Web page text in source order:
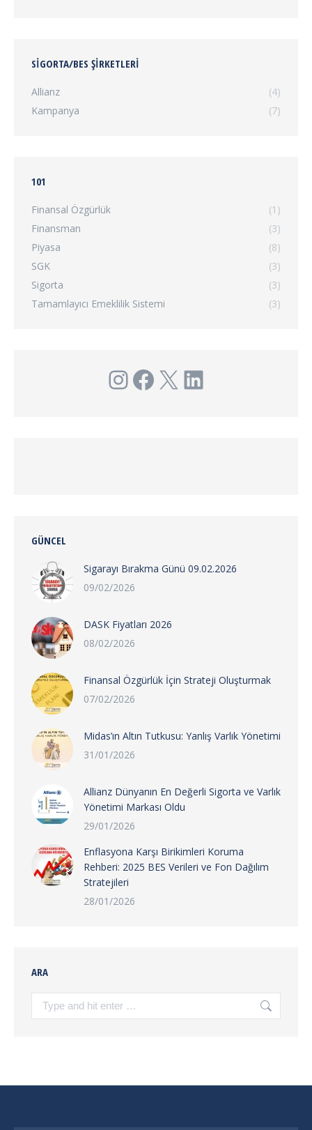
SIGORTA/BES ŞIRKETLERI
Allianz
(4)
Kampanya
(7)
101
Finansal Özgürlük
(1)
Finansman
(3)
Piyasa
(8)
SGK
(3)
Sigorta
(3)
Tamamlayıcı Emeklilik Sistemi
(3)
Instagram
Facebook
X LinkedIn
GÜNCEL
Sigarayı Bırakma Günü 09.02.2026
09/02/2026
DASK Fiyatları 2026
08/02/2026
Finansal Özgürlük İçin Strateji Oluşturmak
07/02/2026
Midas’ın Altın Tutkusu: Yanlış Varlık Yönetimi
31/01/2026
Allianz Dünyanın En Değerli Sigorta ve Varlık
Yönetimi Markası Oldu
29/01/2026
Enflasyona Karşı Birikimleri Koruma
Rehberi: 2025 BES Verileri ve Fon Dağılım
Stratejileri
28/01/2026
ARA
Search: